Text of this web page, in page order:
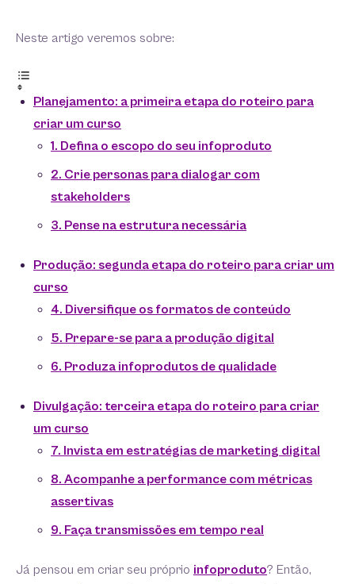
Neste artigo veremos sobre:
Planejamento: a primeira etapa do roteiro para
criar um curso
1. Defina o escopo do seu infoproduto
2. Crie personas para dialogar com
stakeholders
3. Pense na estrutura necessária
Produção: segunda etapa do roteiro para criar um
curso
4. Diversifique os formatos de conteúdo
5. Prepare-se para a produção digital
6. Produza infoprodutos de qualidade
Divulgação: terceira etapa do roteiro para criar
um curso
7. Invista em estratégias de marketing digital
8. Acompanhe a performance com métricas
assertivas
9. Faça transmissões em tempo real
Já pensou em criar seu próprio infoproduto? Então,